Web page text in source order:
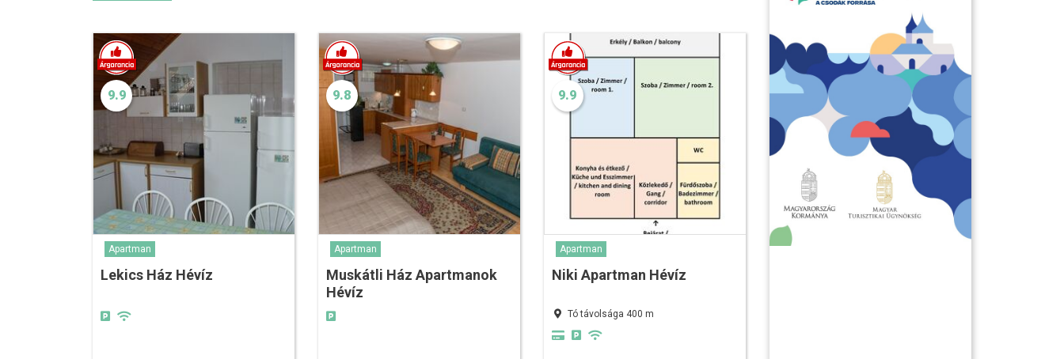
9.9
Apartman
Lekics Ház Hévíz
9.8
Apartman
Muskátli Ház Apartmanok
Hévíz
9.9
Apartman
Niki Apartman Hévíz
Tó távolsága 400 m